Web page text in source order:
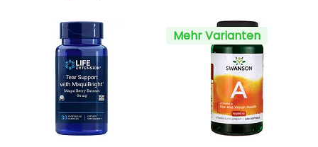
Mehr Varianten